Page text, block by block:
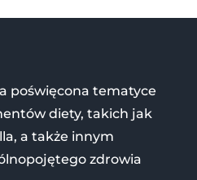
poświęcona tematyce
diety, takich jak
a także innym
zdrowia